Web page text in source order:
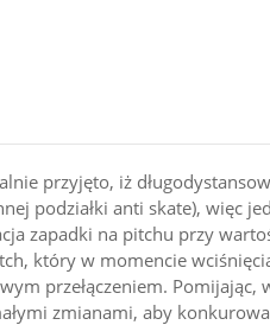
przyjęto, iż
podziałki anti skate), więc
zapadki na pitchu przy
który w momencie
przełączeniem.
zmianami, aby